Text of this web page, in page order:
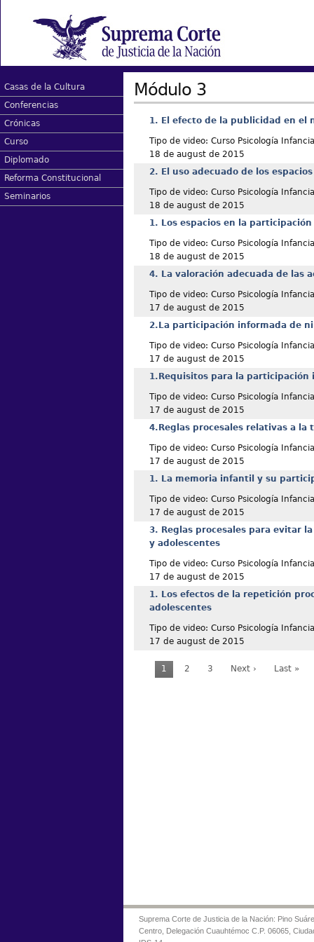
Casas de la Cultura
Conferencias
Crónicas
Curso
Diplomado
Reforma Constitucional
Seminarios
Módulo 3
1. El efecto de la publicidad en el
Tipo de video: Curso Psicología Infancia
18 de august de 2015
2. El uso adecuado de los
Tipo de video: Curso Psicología Infancia
18 de august de 2015
1. Los espacios en la
Tipo de video: Curso Psicología Infancia
18 de august de 2015
4. La valoración adecuada de las
Tipo de video: Curso Psicología Infancia
17 de august de 2015
2.La participación informada de
Tipo de video: Curso Psicología Infancia
17 de august de 2015
1.Requisitos para la
Tipo de video: Curso Psicología Infancia
17 de august de 2015
4.Reglas procesales relativas a la
Tipo de video: Curso Psicología Infancia
17 de august de 2015
1. La memoria infantil y su
Tipo de video: Curso Psicología Infancia
17 de august de 2015
3. Reglas procesales para evitar
y adolescentes
Tipo de video: Curso Psicología Infancia
17 de august de 2015
1. Los efectos de la repetición
adolescentes
Tipo de video: Curso Psicología Infancia
17 de august de 2015
1 2 3 Next › Last »
Suprema Corte de Justicia de la Nación: Pino
Centro, Delegación Cuauhtémoc C.P. 06065,